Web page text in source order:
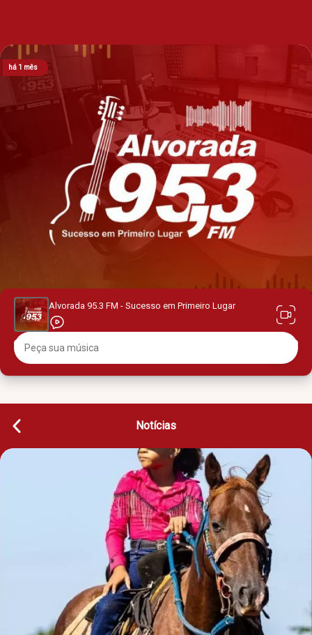
Alvorada 95.3 FM - Sucesso em Primeiro Lugar
Notícias
há 13 dias
há 22 dias
há 28 dias
há 1 mês
há 1 mês